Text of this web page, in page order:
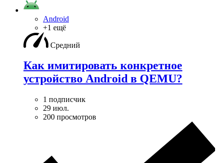
Android
+1 ещё
Средний
Как имитировать конкретное
устройство Android в QEMU?
1 подписчик
29 июл.
200 просмотров